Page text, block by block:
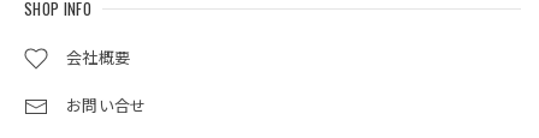
SHOP INFO
会社概要
お問い合せ